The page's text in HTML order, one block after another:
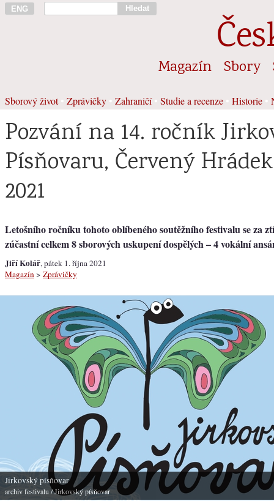
ENG Hledat
Magazín Sbory
Sborový život• Zprávičky Zahraničí• Studie a recenze Historie
Pozvání na 14. ročník
Písňovaru, Červený
2021
Letošního ročníku tohoto oblíbeného soutěžního festivalu se za
zúčastní celkem 8 sborových uskupení dospělých – 4 vokální
Jiří Kolář, pátek 1. října 2021
Magazín > Zprávičky
Jirkovský písňovar
archiv festivalu / Jirkovský písňovar